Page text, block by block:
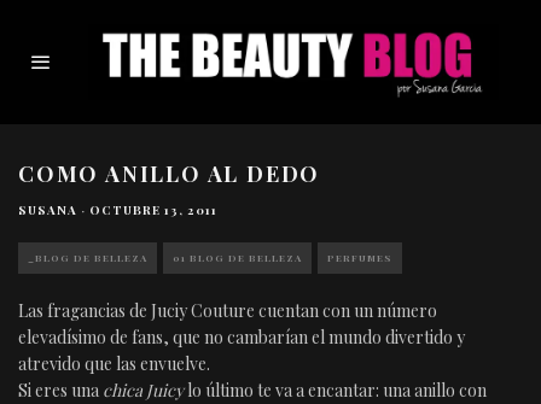
COMO ANILLO AL DEDO
SUSANA · OCTUBRE 13, 2011
_BLOG DE BELLEZA 01 BLOG DE BELLEZA PERFUMES
Las fragancias de Juciy Couture cuentan con un número
elevadísimo de fans, que no cambarían el mundo divertido y
atrevido que las envuelve.
Si eres una chica Juicylo último te va a encantar: una anillo con